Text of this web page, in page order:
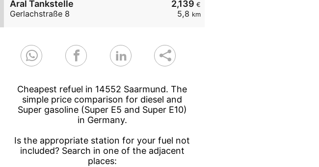
2,139 €
5,8 km
Aral Tankstelle
Gerlachstraße 8
Cheapest refuel in 14552 Saarmund. The
simple price comparison for diesel and
Super gasoline (Super E5 and Super E10)
in Germany.
Is the appropriate station for your fuel not
included? Search in one of the adjacent
places: